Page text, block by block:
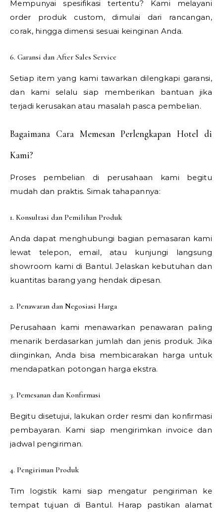
Mempunyai spesifikasi tertentu? Kami melayani
order produk custom, dimulai dari rancangan,
corak, hingga dimensi sesuai keinginan Anda.
6. Garansi dan After Sales Service
Setiap item yang kami tawarkan dilengkapi garansi,
dan kami selalu siap memberikan bantuan jika
terjadi kerusakan atau masalah pasca pembelian.
Bagaimana Cara Memesan Perlengkapan Hotel di
Kami?
Proses pembelian di perusahaan kami begitu
mudah dan praktis. Simak tahapannya:
1. Konsultasi dan Pemilihan Produk
Anda dapat menghubungi bagian pemasaran kami
lewat telepon, email, atau kunjungi langsung
showroom kami di Bantul. Jelaskan kebutuhan dan
kuantitas barang yang hendak dipesan.
2. Penawaran dan Negosiasi Harga
Perusahaan kami menawarkan penawaran paling
menarik berdasarkan jumlah dan jenis produk. Jika
diinginkan, Anda bisa membicarakan harga untuk
mendapatkan potongan harga ekstra.
3. Pemesanan dan Konfirmasi
Begitu disetujui, lakukan order resmi dan konfirmasi
pembayaran. Kami siap mengirimkan invoice dan
jadwal pengiriman.
4. Pengiriman Produk
Tim logistik kami siap mengatur pengiriman ke
tempat tujuan di Bantul. Harap pastikan alamat